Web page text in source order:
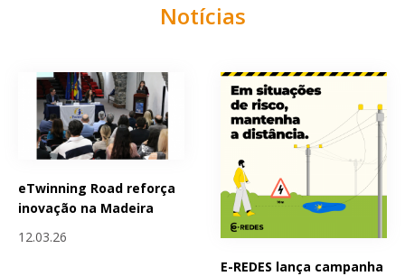
Notícias
eTwinning Road reforça
inovação na Madeira
12.03.26
E-REDES lança campanha
Páginas